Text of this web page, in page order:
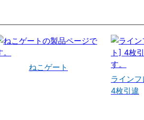
ねこゲート
ライン
4枚引違